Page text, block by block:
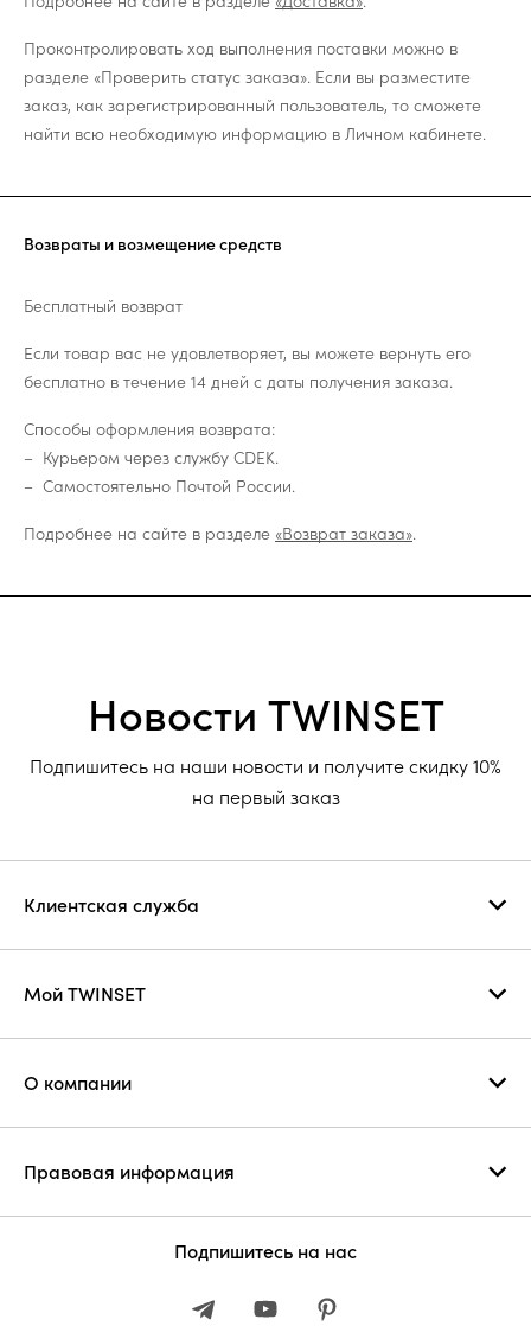
Проконтролировать ход выполнения поставки можно в
разделе «Проверить статус заказа». Если вы разместите
заказ, как зарегистрированный пользователь, то сможете
найти всю необходимую информацию в Личном кабинете.
Возвраты и возмещение средств
Бесплатный возврат
Если товар вас не удовлетворяет, вы можете вернуть его
бесплатно в течение 14 дней с даты получения заказа.
Способы оформления возврата:
Курьером через службу CDEK.
Самостоятельно Почтой России.
Подробнее на сайте в разделе «Возврат заказа».
Новости TWINSET
Подпишитесь на наши новости и получите скидку 10%
на первый заказ
Клиентская служба
Мой TWINSET
О компании
Правовая информация
Подпишитесь на нас